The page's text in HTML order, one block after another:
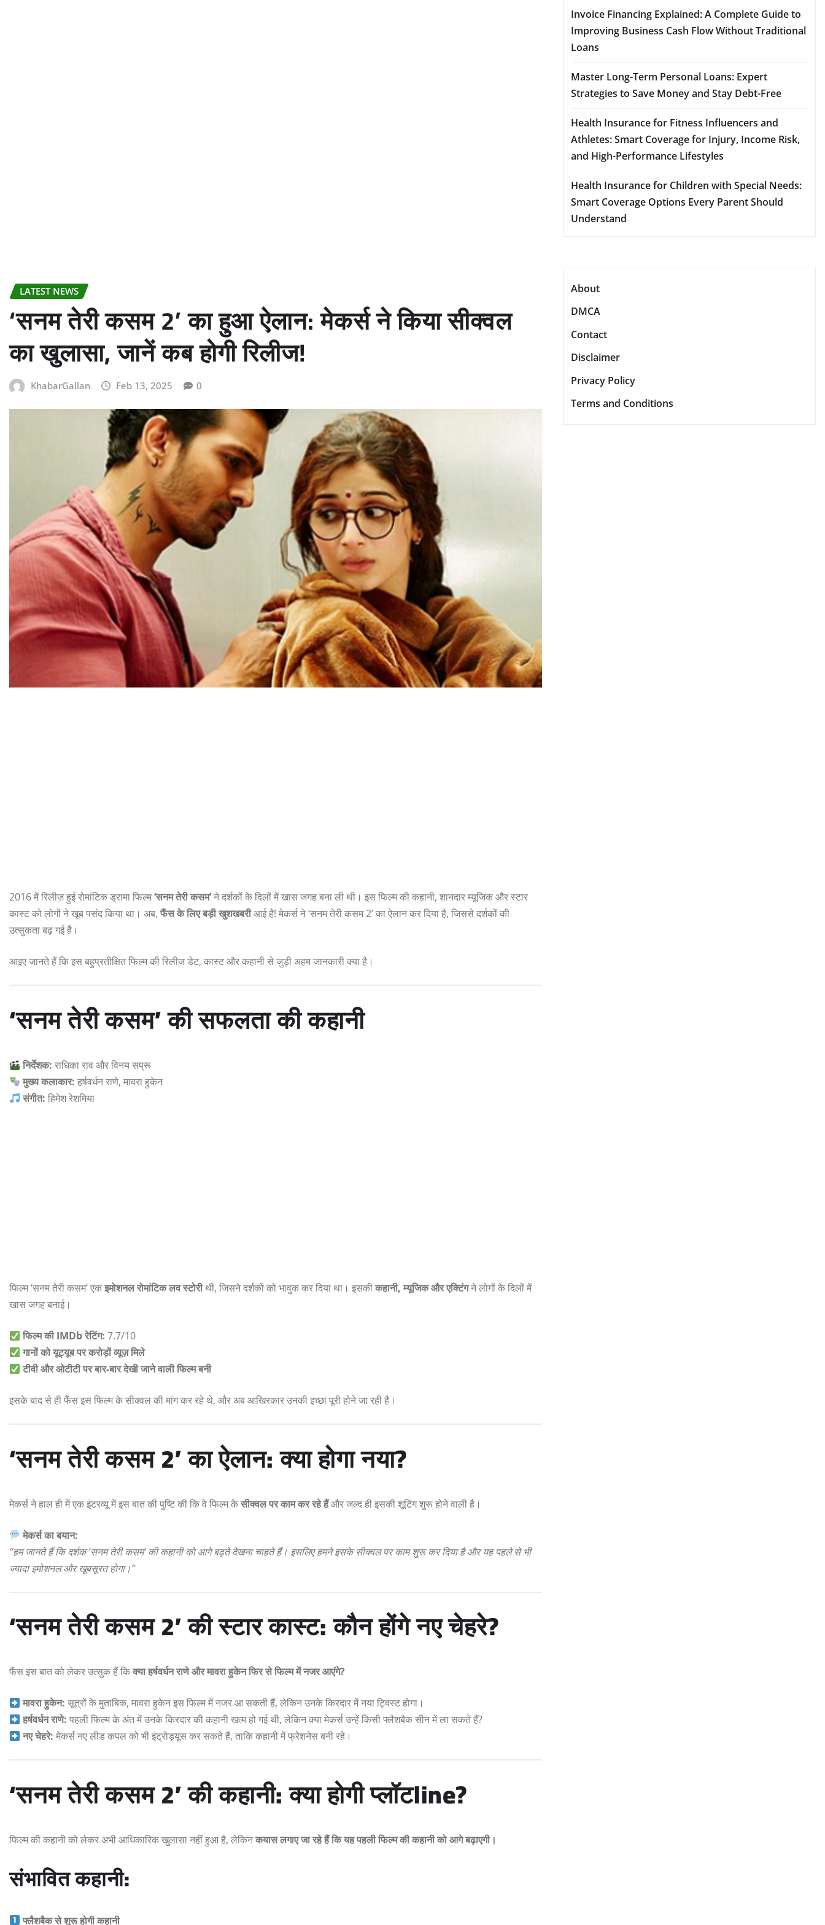
LATEST NEWS
‘सनम तेरी कसम 2’ का हुआ ऐलान: मेकर्स ने किया सीक्वल
का खुलासा, जानें कब होगी रिलीज!
KhabarGallan Feb 13, 2025 0
2016 में रिलीज़ हुई रोमांटिक ड्रामा फिल्म‘सनम तेरी कसम’ने दर्शकों के दिलों में खास जगह बना ली थी। इस फिल्म की कहानी, शानदार म्यूजिक और स्टार
कास्ट को लोगों ने खूब पसंद किया था। अब, फैंस के लिए बड़ी खुशखबरीआई है! मेकर्स ने ‘सनम तेरी कसम 2’ का ऐलान कर दिया है, जिससे दर्शकों की
उत्सुकता बढ़ गई है।
आइए जानते हैं कि इस बहुप्रतीक्षित फिल्म की रिलीज डेट, कास्ट और कहानी से जुड़ी अहम जानकारी क्या है।
‘सनम तेरी कसम’ की सफलता की कहानी
निर्देशक: राधिका राव और विनय सप्रू
मुख्य कलाकार: हर्षवर्धन राणे, मावरा हुकेन
संगीत: हिमेश रेशमिया
फिल्म ‘सनम तेरी कसम’ एकइमोशनल रोमांटिक लव स्टोरीथी, जिसने दर्शकों को भावुक कर दिया था। इसकीकहानी, म्यूजिक और एक्टिंगने लोगों के दिलों में
खास जगह बनाई।
फिल्म की IMDb रेटिंग: 7.7/10
गानों को यूट्यूब पर करोड़ों व्यूज़ मिले
टीवी और ओटीटी पर बार-बार देखी जाने वाली फिल्म बनी
इसके बाद से ही फैंस इस फिल्म के सीक्वल की मांग कर रहे थे, और अब आखिरकार उनकी इच्छा पूरी होने जा रही है।
‘सनम तेरी कसम 2’ का ऐलान: क्या होगा नया?
मेकर्स ने हाल ही में एक इंटरव्यू में इस बात की पुष्टि की कि वे फिल्म केसीक्वल पर काम कर रहे हैंऔर जल्द ही इसकी शूटिंग शुरू होने वाली है।
मेकर्स का बयान:
“हम जानते हैं कि दर्शक ‘सनम तेरी कसम’ की कहानी को आगे बढ़ते देखना चाहते हैं। इसलिए हमने इसके सीक्वल पर काम शुरू कर दिया है और यह पहले से भी
ज्यादा इमोशनल और खूबसूरत होगा।”
‘सनम तेरी कसम 2’ की स्टार कास्ट: कौन होंगे नए चेहरे?
फैंस इस बात को लेकर उत्सुक हैं किक्या हर्षवर्धन राणे और मावरा हुकेन फिर से फिल्म में नजर आएंगे?
मावरा हुकेन: सूत्रों के मुताबिक, मावरा हुकेन इस फिल्म में नजर आ सकती हैं, लेकिन उनके किरदार में नया ट्विस्ट होगा।
हर्षवर्धन राणे: पहली फिल्म के अंत में उनके किरदार की कहानी खत्म हो गई थी, लेकिन क्या मेकर्स उन्हें किसी फ्लैशबैक सीन में ला सकते हैं?
नए चेहरे: मेकर्स नए लीड कपल को भी इंट्रोड्यूस कर सकते हैं, ताकि कहानी में फ्रेशनेस बनी रहे।
‘सनम तेरी कसम 2’ की कहानी: क्या होगी प्लॉटline?
फिल्म की कहानी को लेकर अभी आधिकारिक खुलासा नहीं हुआ है, लेकिनकयास लगाए जा रहे हैं कि यह पहली फिल्म की कहानी को आगे बढ़ाएगी।
संभावित कहानी:
फ्लैशबैक से शुरू होगी कहानी
Invoice Financing Explained: A Complete Guide to
Improving Business Cash Flow Without Traditional
Loans
Master Long-Term Personal Loans: Expert
Strategies to Save Money and Stay Debt-Free
Health Insurance for Fitness Influencers and
Athletes: Smart Coverage for Injury, Income Risk,
and High-Performance Lifestyles
Health Insurance for Children with Special Needs:
Smart Coverage Options Every Parent Should
Understand
About
DMCA
Contact
Disclaimer
Privacy Policy
Terms and Conditions